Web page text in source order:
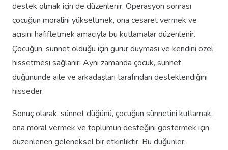
destek olmak için de düzenlenir. Operasyon sonrası
çocuğun moralini yükseltmek, ona cesaret vermek ve
acısını hafifletmek amacıyla bu kutlamalar düzenlenir.
Çocuğun, sünnet olduğu için gurur duyması ve kendini özel
hissetmesi sağlanır. Aynı zamanda çocuk, sünnet
düğününde aile ve arkadaşları tarafından desteklendiğini
hisseder.
Sonuç olarak, sünnet düğünü, çocuğun sünnetini kutlamak,
ona moral vermek ve toplumun desteğini göstermek için
düzenlenen geleneksel bir etkinliktir. Bu düğünler,